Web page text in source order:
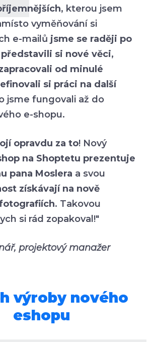
, kterou jsem
vyměňování si
e-mailů jsme se raději po
si nové věci,
od minulé
si práci na další
jsme fungovali až do
e-shopu.
opravdu za to! Nový
na Shoptetu prezentuje
pana Moslera a svou
získávají na nově
. Takovou
si rád zopakoval!"
projektový manažer
výroby nového
eshopu